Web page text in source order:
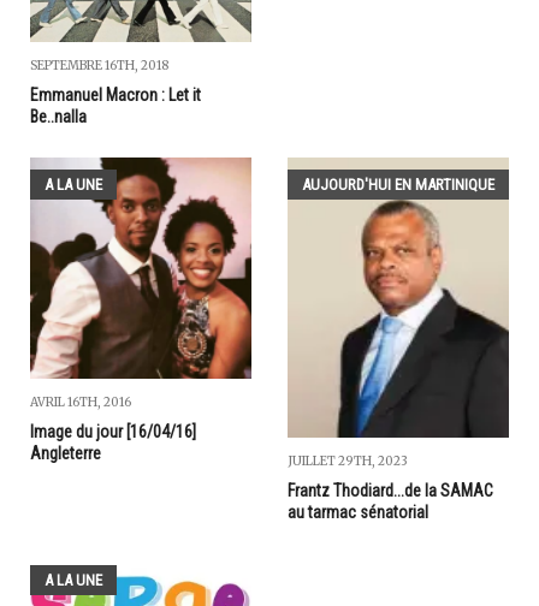
SEPTEMBRE 16TH, 2018
Emmanuel Macron : Let it
Be..nalla
A LA UNE
AVRIL 16TH, 2016
Image du jour [16/04/16]
Angleterre
AUJOURD'HUI EN MARTINIQUE
JUILLET 29TH, 2023
Frantz Thodiard...de la SAMAC
au tarmac sénatorial
A LA UNE